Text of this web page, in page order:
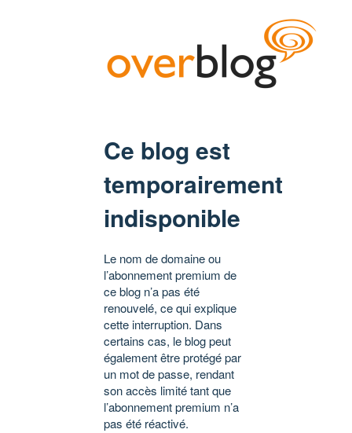
Ce blog est
temporairement
indisponible
Le nom de domaine ou
l’abonnement premium de
ce blog n’a pas été
renouvelé, ce qui explique
cette interruption. Dans
certains cas, le blog peut
également être protégé par
un mot de passe, rendant
son accès limité tant que
l’abonnement premium n’a
pas été réactivé.